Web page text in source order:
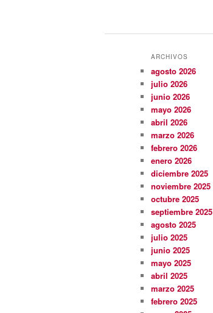
ARCHIVOS
agosto 2026
julio 2026
junio 2026
mayo 2026
abril 2026
marzo 2026
febrero 2026
enero 2026
diciembre 2025
noviembre 2025
octubre 2025
septiembre 2025
agosto 2025
julio 2025
junio 2025
mayo 2025
abril 2025
marzo 2025
febrero 2025